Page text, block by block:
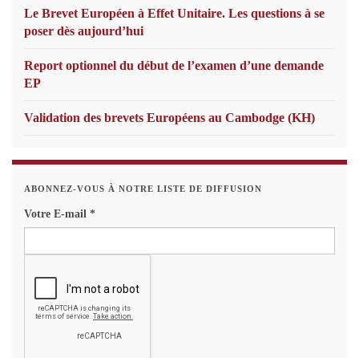
Le Brevet Européen à Effet Unitaire. Les questions à se
poser dès aujourd’hui
Report optionnel du début de l’examen d’une demande
EP
Validation des brevets Européens au Cambodge (KH)
ABONNEZ-VOUS À NOTRE LISTE DE DIFFUSION
Votre E-mail *